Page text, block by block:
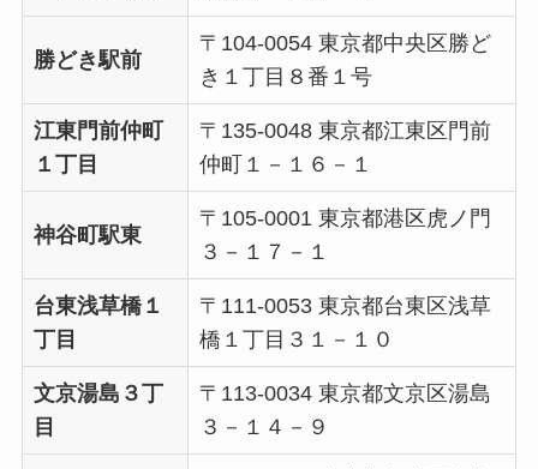
勝どき駅前
〒104-0054 東京都中央区勝ど
き１丁目８番１号
江東門前仲町
１丁目
〒135-0048 東京都江東区門前
仲町１－１６－１
神谷町駅東
〒105-0001 東京都港区虎ノ門
３－１７－１
台東浅草橋１
丁目
〒111-0053 東京都台東区浅草
橋１丁目３１－１０
文京湯島３丁
目
〒113-0034 東京都文京区湯島
３－１４－９